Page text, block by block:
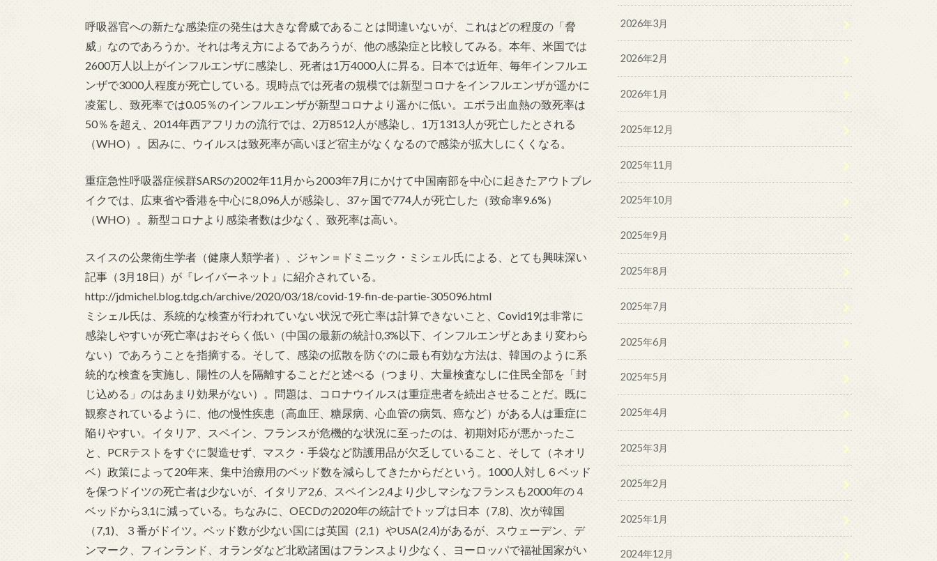
呼吸器官への新たな感染症の発生は大きな脅威であることは間違いないが、これはどの程度の「脅
威」なのであろうか。それは考え方によるであろうが、他の感染症と比較してみる。本年、米国では
2600万人以上がインフルエンザに感染し、死者は1万4000人に昇る。日本では近年、毎年インフルエ
ンザで3000人程度が死亡している。現時点では死者の規模では新型コロナをインフルエンザが遥かに
凌駕し、致死率では0.05％のインフルエンザが新型コロナより遥かに低い。エボラ出血熱の致死率は
50％を超え、2014年西アフリカの流行では、2万8512人が感染し、1万1313人が死亡したとされる
（WHO）。因みに、ウイルスは致死率が高いほど宿主がなくなるので感染が拡大しにくくなる。
重症急性呼吸器症候群SARSの2002年11月から2003年7月にかけて中国南部を中心に起きたアウトブレ
イクでは、広東省や香港を中心に8,096人が感染し、37ヶ国で774人が死亡した（致命率9.6%）
（WHO）。新型コロナより感染者数は少なく、致死率は高い。
スイスの公衆衛生学者（健康人類学者）、ジャン＝ドミニック・ミシェル氏による、とても興味深い
記事（3月18日）が『レイバーネット』に紹介されている。
http://jdmichel.blog.tdg.ch/archive/2020/03/18/covid-19-fin-de-partie-305096.html
ミシェル氏は、系統的な検査が行われていない状況で死亡率は計算できないこと、Covid19は非常に
感染しやすいが死亡率はおそらく低い（中国の最新の統計0,3%以下、インフルエンザとあまり変わら
ない）であろうことを指摘する。そして、感染の拡散を防ぐのに最も有効な方法は、韓国のように系
統的な検査を実施し、陽性の人を隔離することだと述べる（つまり、大量検査なしに住民全部を「封
じ込める」のはあまり効果がない）。問題は、コロナウイルスは重症患者を続出させることだ。既に
観察されているように、他の慢性疾患（高血圧、糖尿病、心血管の病気、癌など）がある人は重症に
陥りやすい。イタリア、スペイン、フランスが危機的な状況に至ったのは、初期対応が悪かったこ
と、PCRテストをすぐに製造せず、マスク・手袋など防護用品が欠乏していること、そして（ネオリ
ベ）政策によって20年来、集中治療用のベッド数を減らしてきたからだという。1000人対し６ベッド
を保つドイツの死亡者は少ないが、イタリア2,6、スペイン2,4より少しマシなフランスも2000年の４
ベッドから3,1に減っている。ちなみに、OECDの2020年の統計でトップは日本（7,8)、次が韓国
（7,1)、３番がドイツ。ベッド数が少ない国には英国（2,1）やUSA(2,4)があるが、スウェーデン、デ
ンマーク、フィンランド、オランダなど北欧諸国はフランスより少なく、ヨーロッパで福祉国家がい
2026年3月
2026年2月
2026年1月
2025年12月
2025年11月
2025年10月
2025年9月
2025年8月
2025年7月
2025年6月
2025年5月
2025年4月
2025年3月
2025年2月
2025年1月
2024年12月